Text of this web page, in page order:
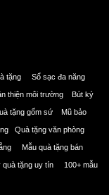
tặng Sổ sạc đa năng
thiện môi trường Bút ký
tặng gốm sứ Mũ bảo
Quà tặng văn phòng
Mẫu quà tặng bán
tặng uy tín 100+ mẫu